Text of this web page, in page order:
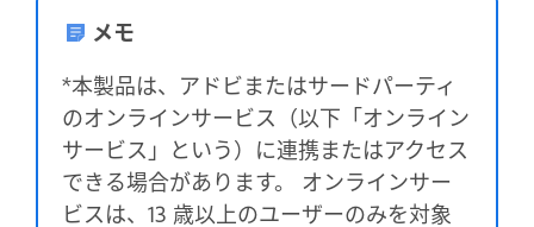
メモ
*本製品は、アドビまたはサードパーティ
のオンラインサービス（以下「オンライン
サービス」という）に連携またはアクセス
できる場合があります。 オンラインサー
ビスは、13 歳以上のユーザーのみを対象